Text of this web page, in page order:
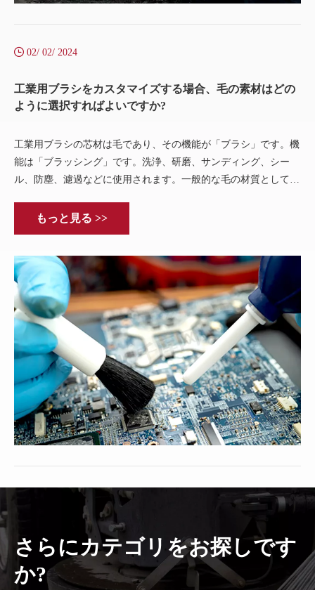
02/ 02/ 2024
工業用ブラシをカスタマイズする場合、毛の素材はどの
ように選択すればよいですか?
工業用ブラシの芯材は毛であり、その機能が「ブラシ」です。機
能は「ブラッシング」です。洗浄、研磨、サンディング、シー
ル、防塵、濾過などに使用されます。一般的な毛の材質として
れます。もっと見る >>
さらにカテゴリをお探しです
か?